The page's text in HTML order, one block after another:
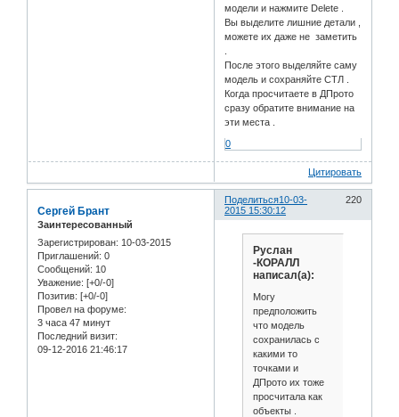
модели и нажмите Delete .
Вы выделите лишние детали ,
можете их даже не заметить
После этого выделяйте саму
модель и сохраняйте СТЛ .
Когда просчитаете в ДПрото
сразу обратите внимание на
эти места .
0
Цитировать
Поделиться 220
10-03-
2015 15:30:12
Сергей Брант
Заинтересованный
Зарегистрирован: 10-03-2015
Приглашений: 0
Сообщений: 10
Уважение: [+0/-0]
Позитив: [+0/-0]
Провел на форуме:
3 часа 47 минут
Последний визит:
09-12-2016 21:46:17
Руслан
-КОРАЛЛ
написал(а):
Могу
предположить
что модель
сохранилась с
какими то
точками и
ДПрото их тоже
просчитала как
объекты .